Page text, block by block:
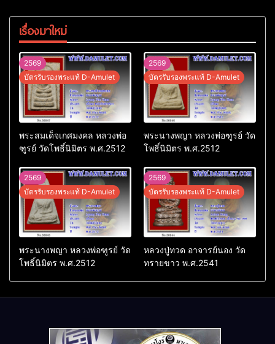
เรื่องมาใหม่
2569
บัตรรับรองพระแท้ D-Amulet
พระสมเด็จเกศมงคล หลวงพ่อ
ฑูรย์ วัดโพธิ์นิมิตร พ.ศ.2512
2569
บัตรรับรองพระแท้ D-Amulet
พระนางพญา หลวงพ่อฑูรย์ วัด
โพธิ์นิมิตร พ.ศ.2512
2569
บัตรรับรองพระแท้ D-Amulet
พระนางพญา หลวงพ่อฑูรย์ วัด
โพธิ์นิมิตร พ.ศ.2512
2569
บัตรรับรองพระแท้ D-Amulet
หลวงปู่ทวด อาจารย์นอง วัด
ทรายขาว พ.ศ.2541